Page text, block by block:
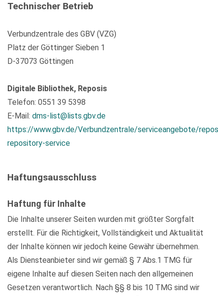
Technischer Betrieb
Verbundzentrale des GBV (VZG)
Platz der Göttinger Sieben 1
D-37073 Göttingen
Digitale Bibliothek, Reposis
Telefon: 0551 39 5398
E-Mail: dms-list@lists.gbv.de
https://www.gbv.de/Verbundzentrale/serviceangebote/
repository-service
Haftungsausschluss
Haftung für Inhalte
Die Inhalte unserer Seiten wurden mit größter Sorgfalt
erstellt. Für die Richtigkeit, Vollständigkeit und Aktualität
der Inhalte können wir jedoch keine Gewähr übernehmen.
Als Diensteanbieter sind wir gemäß § 7 Abs.1 TMG für
eigene Inhalte auf diesen Seiten nach den allgemeinen
Gesetzen verantwortlich. Nach §§ 8 bis 10 TMG sind wir